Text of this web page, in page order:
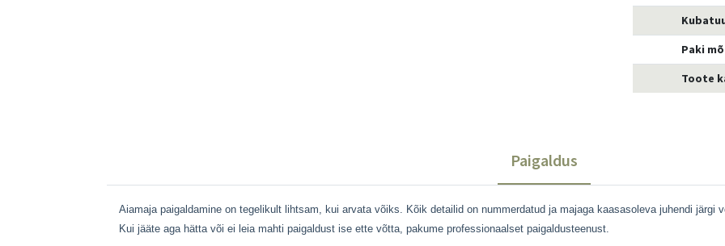
Paki
Toote
Paigaldus
Aiamaja paigaldamine on tegelikult lihtsam, kui arvata võiks. Kõik detailid on nummerdatud ja majaga kaasasoleva juhendi järgi
Kui jääte aga hätta või ei leia mahti paigaldust ise ette võtta, pakume professionaalset paigaldusteenust.